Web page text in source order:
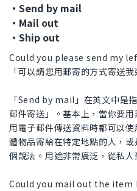
・Send by mail
・Mail out
・Ship out
Could you please send my
「可以請您用郵寄的方式寄送我
「Send by mail」在英文中是
郵件寄送」。基本上，當你要
用電子郵件傳送資料時都可以
體物品寄給在特定地點的人，
個說法。用途非常廣泛，從私
Could you mail out the item